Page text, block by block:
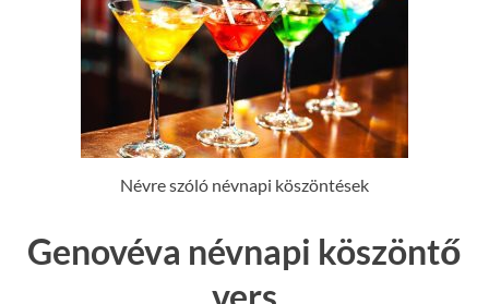
Névre szóló névnapi köszöntések
Genovéva névnapi köszöntő